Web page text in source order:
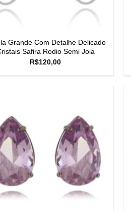
Grande Com Detalhe Delicado
Safira Rodio Semi Joia
R$120,00